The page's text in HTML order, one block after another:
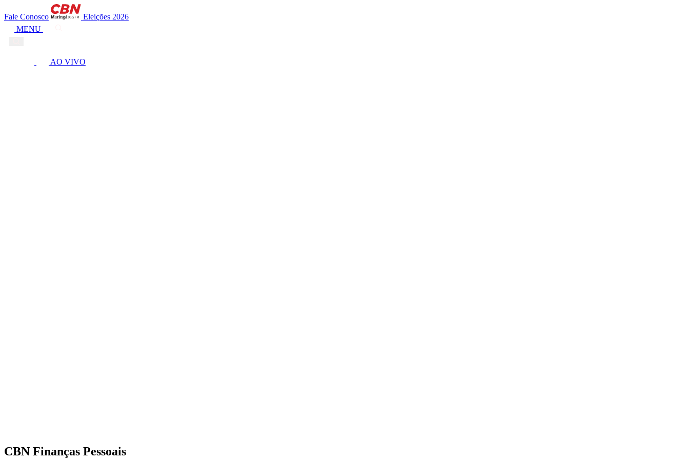
Fale Conosco
Eleições 2026
MENU
AO VIVO
CBN Finanças Pessoais